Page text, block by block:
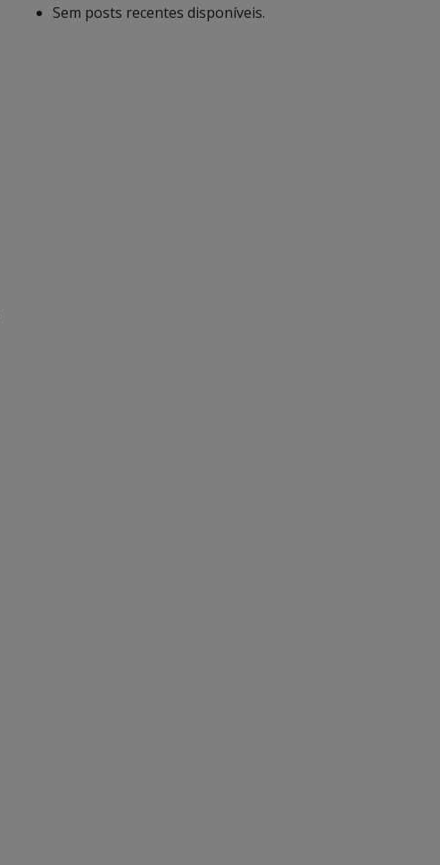
Sem posts recentes disponíveis.